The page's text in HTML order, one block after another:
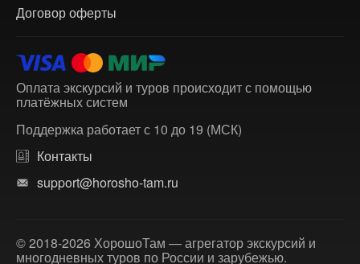
Договор оферты
Оплата экскурсий и туров происходит с помощью
платёжных систем
Поддержка работает с 10 до 19 (МСК)
Контакты
support@horosho-tam.ru
© 2018-2026 ХорошоТам — агрегатор экскурсий и
многодневных туров по России и зарубежью.